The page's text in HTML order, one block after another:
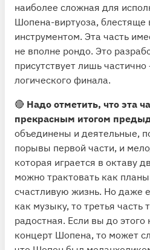
наиболее сложная для
Шопена-виртуоза,
инструментом. Эта часть
не вполне рондо. Это
присутствует лишь
логического финала.
🔴 Надо отметить, что эта
прекрасным итогом
объединены и деятельные,
порывы первой части, и
которая играется в октаву
можно трактовать как
счастливую жизнь. Но даже
как музыку, то третья часть
радостная. Если вы до
концерт Шопена, то может